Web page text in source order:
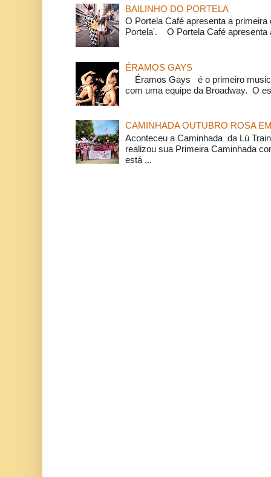
BAILINHO DO PORTELA
O Portela Café apresenta a
Portela'. O Portela Café apresenta
ÉRAMOS GAYS
Éramos Gays é o primeiro
com uma equipe da Broadway. O
CAMINHADA OUTUBRO ROSA
Aconteceu a Caminhada da Lú
realizou sua Primeira Caminhada
está ...